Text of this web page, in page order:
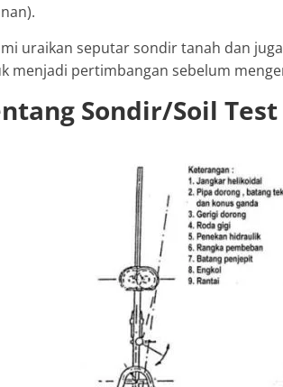
uraikan seputar sondir tanah dan
menjadi pertimbangan sebelum
Sondir/Soil